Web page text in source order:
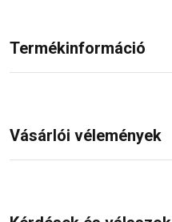
Termékinformáció
Vásárlói vélemények